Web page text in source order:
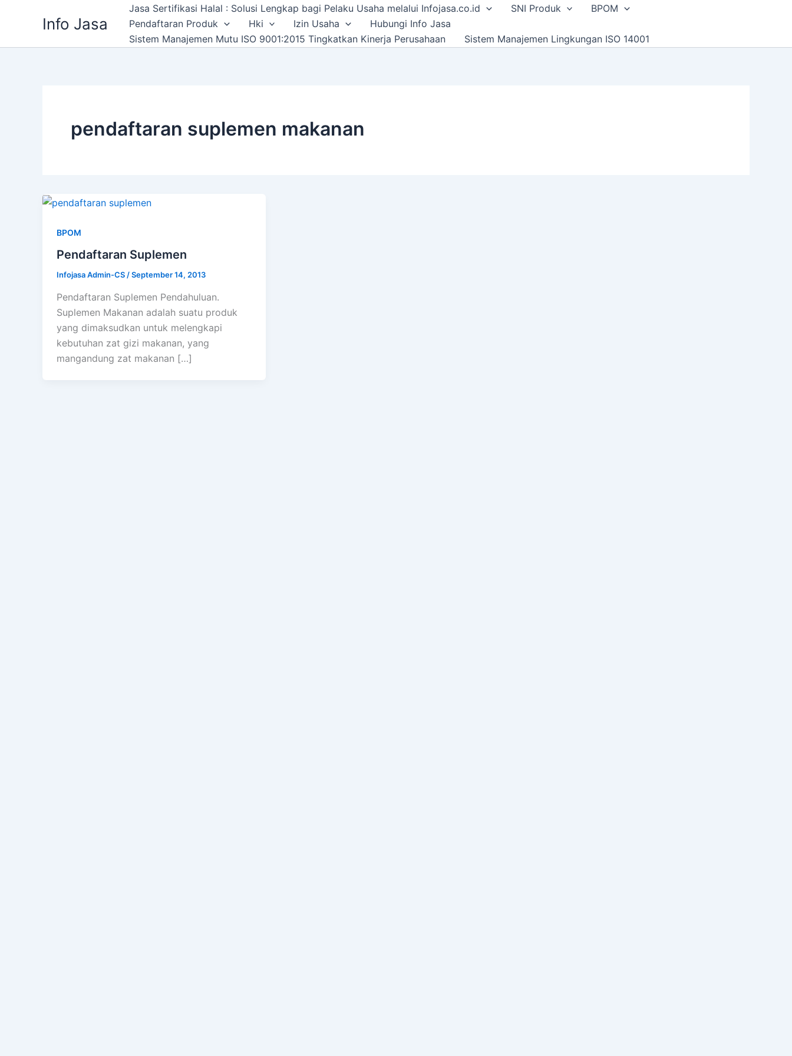
Info Jasa
Jasa Sertifikasi Halal : Solusi Lengkap bagi Pelaku Usaha melalui Infojasa.co.id SNI Produk
BPOM
Pendaftaran Produk
Hki Izin Usaha
Hubungi Info Jasa
Sistem Manajemen Mutu ISO 9001:2015 Tingkatkan Kinerja Perusahaan
Sistem Manajemen Lingkungan ISO 14001
pendaftaran suplemen makanan
BPOM
Pendaftaran Suplemen
Infojasa Admin-CS/September 14, 2013
Pendaftaran Suplemen Pendahuluan.
Suplemen Makanan adalah suatu produk
yang dimaksudkan untuk melengkapi
kebutuhan zat gizi makanan, yang
mangandung zat makanan […]